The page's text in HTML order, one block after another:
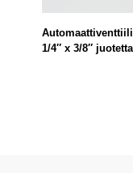
1/4″ x 3/8″